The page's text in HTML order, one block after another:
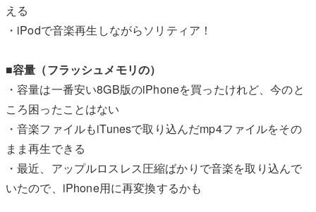
える
・iPodで音楽再生しながらソリティア！
■容量（フラッシュメモリの）
・容量は一番安い8GB版のiPhoneを買ったけれど、今のと
ころ困ったことはない
・音楽ファイルもiTunesで取り込んだmp4ファイルをその
まま再生できる
・最近、アップルロスレス圧縮ばかりで音楽を取り込んで
いたので、iPhone用に再変換するかも